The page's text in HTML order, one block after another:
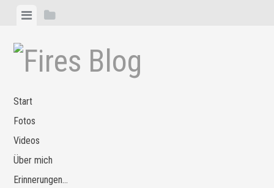
Zum
springen
MenüSeitenleiste
Start
Fotos
Videos
Über mich
Erinnerungen…